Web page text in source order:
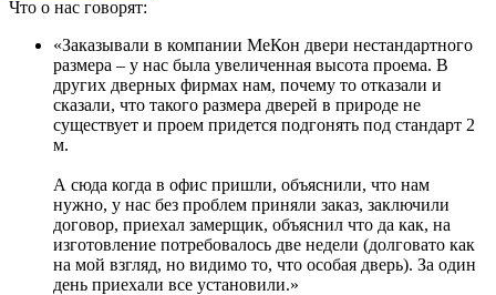
Что о нас говорят:
Заказывали в компании МеКон двери нестандартного
размера – у нас была увеличенная высота проема. В
других дверных фирмах нам, почему то отказали и
сказали, что такого размера дверей в природе не
существует и проем придется подгонять под стандарт 2
м.
А сюда когда в офис пришли, объяснили, что нам
нужно, у нас без проблем приняли заказ, заключили
договор, приехал замерщик, объяснил что да как, на
изготовление потребовалось две недели (долговато как
на мой взгляд, но видимо то, что особая дверь). За один
день приехали все установили.